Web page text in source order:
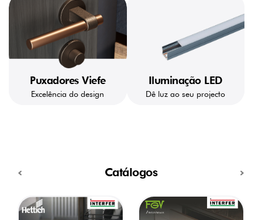
Puxadores Viefe
Excelência do design
Iluminação LED
Dê luz ao seu projecto
Catálogos